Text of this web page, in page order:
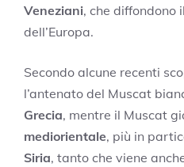
Veneziani, che diffondono
dell’Europa.
Secondo alcune recenti
l’antenato del Muscat
Grecia, mentre il Muscat
mediorientale, più in
Siria, tanto che viene